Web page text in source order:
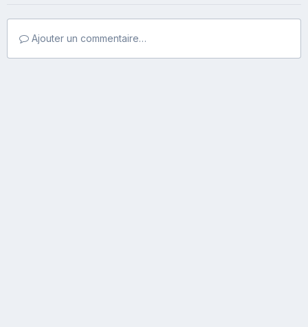
Ajouter un commentaire…